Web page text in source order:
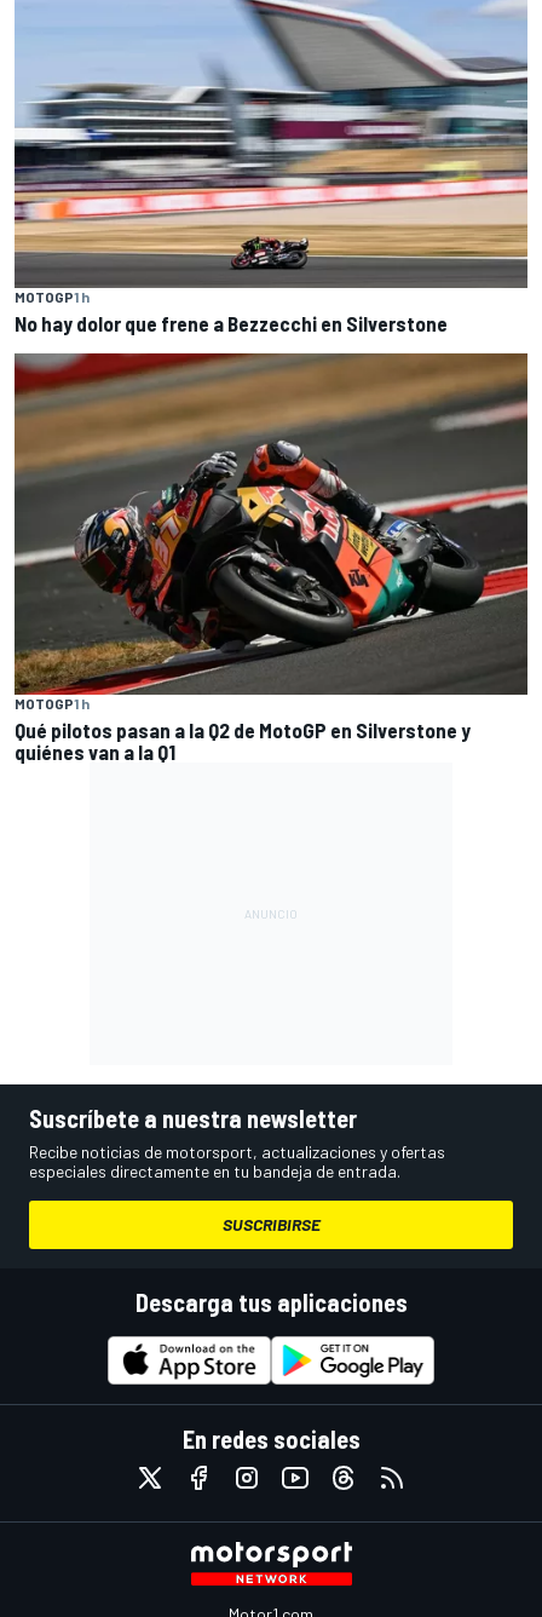
MOTOGP1 h
No hay dolor que frene a Bezzecchi en Silverstone
MOTOGP1 h
Qué pilotos pasan a la Q2 de MotoGP en Silverstone y
quiénes van a la Q1
Suscríbete a nuestra newsletter
Recibe noticias de motorsport, actualizaciones y ofertas
especiales directamente en tu bandeja de entrada.
SUSCRIBIRSE
Descarga tus aplicaciones
En redes sociales